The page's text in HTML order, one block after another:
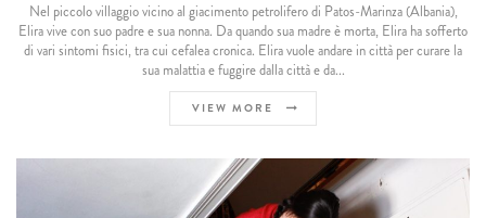
Nel piccolo villaggio vicino al giacimento petrolifero di Patos-Marinza (Albania),
Elira vive con suo padre e sua nonna. Da quando sua madre è morta, Elira ha sofferto
di vari sintomi fisici, tra cui cefalea cronica. Elira vuole andare in città per curare la
sua malattia e fuggire dalla città e da...
VIEW MORE